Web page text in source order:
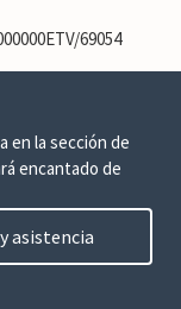
69054
en la sección de
encantado de
asistencia